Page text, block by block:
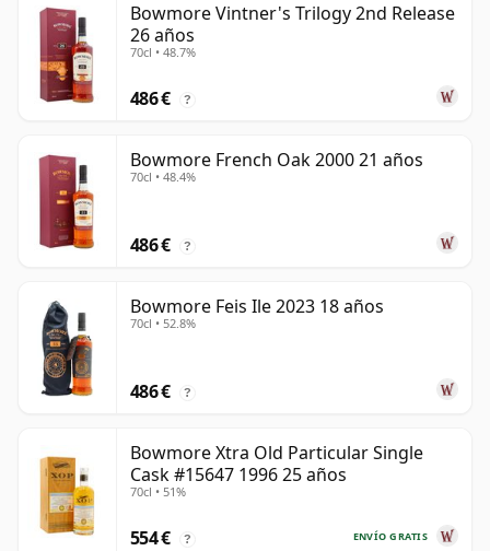
Bowmore Vintner's Trilogy 2nd Release
26 años
70cl • 48.7%
486 € ?
Bowmore French Oak 2000 21 años
70cl • 48.4%
486 € ?
Bowmore Feis Ile 2023 18 años
70cl • 52.8%
486 € ?
Bowmore Xtra Old Particular Single
Cask #15647 1996 25 años
70cl • 51%
ENVÍO GRATIS
554 € ?